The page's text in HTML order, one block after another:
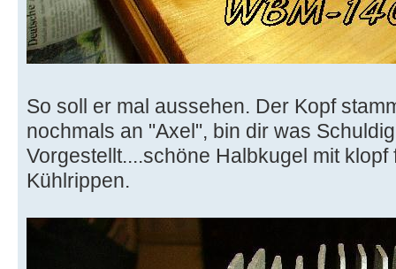
So soll er mal aussehen. Der Kopf
nochmals an "Axel", bin dir was
Vorgestellt....schöne Halbkugel mit
Kühlrippen.